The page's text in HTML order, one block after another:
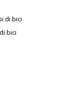
di bici
bici